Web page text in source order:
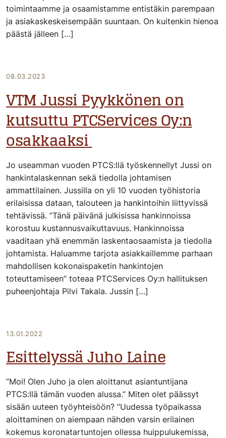
toimintaamme ja osaamistamme entistäkin parempaan
ja asiakaskeskeisempään suuntaan. On kuitenkin hienoa
päästä jälleen […]
08.03.2023
VTM Jussi Pyykkönen on
kutsuttu PTCServices Oy:n
osakkaaksi
Jo useamman vuoden PTCS:llä työskennellyt Jussi on
hankintalaskennan sekä tiedolla johtamisen
ammattilainen. Jussilla on yli 10 vuoden työhistoria
erilaisissa dataan, talouteen ja hankintoihin liittyvissä
tehtävissä. ”Tänä päivänä julkisissa hankinnoissa
korostuu kustannusvaikuttavuus. Hankinnoissa
vaaditaan yhä enemmän laskentaosaamista ja tiedolla
johtamista. Haluamme tarjota asiakkaillemme parhaan
mahdollisen kokonaispaketin hankintojen
toteuttamiseen” toteaa PTCServices Oy:n hallituksen
puheenjohtaja Pilvi Takala. Jussin […]
13.01.2022
Esittelyssä Juho Laine
”Moi! Olen Juho ja olen aloittanut asiantuntijana
PTCS:llä tämän vuoden alussa.” Miten olet päässyt
sisään uuteen työyhteisöön? ”Uudessa työpaikassa
aloittaminen on aiempaan nähden varsin erilainen
kokemus koronatartuntojen ollessa huippulukemissa,